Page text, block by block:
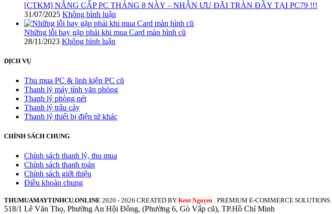
[CTKM] NÂNG CẤP PC THÁNG 8 NÀY – NHẬN ƯU ĐÃI TRÀN ĐẦY TẠI PC79 !!!
31/07/2025 Không bình luận
Những lỗi hay gặp phải khi mua Card màn hình cũ
28/11/2023 Không bình luận
DỊCH VỤ
Thu mua PC & linh kiện PC cũ
Thanh lý máy tính văn phòng
Thanh lý phòng nét
Thanh lý trâu cày
Thanh lý thiết bị điện tử khác
CHÍNH SÁCH CHUNG
Chính sách thanh lý, thu mua
Chính sách thanh toán
Chính sách giới thiệu
Điều khoản chung
THUMUAMAYTINHCU.ONLINE 2020 - 2026 CREATED BY Kent Nguyen . PREMIUM E-COMMERCE SOLUTIONS.
518/1 Lê Văn Thọ, Phường An Hội Đông, (Phường 6, Gò Vấp cũ), TP.Hồ Chí Minh